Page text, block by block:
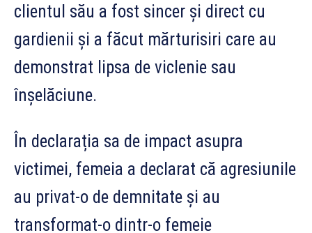
clientul său a fost sincer și direct cu
gardienii și a făcut mărturisiri care au
demonstrat lipsa de viclenie sau
înșelăciune.
În declarația sa de impact asupra
victimei, femeia a declarat că agresiunile
au privat-o de demnitate și au
transformat-o dintr-o femeie